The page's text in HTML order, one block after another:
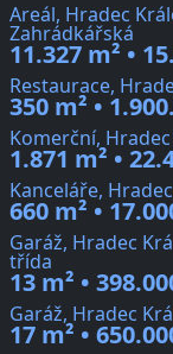
Areál, Hradec
Zahrádkářská
11.327 m² •
Restaurace,
350 m² •
Komerční,
1.871 m² •
Kanceláře,
660 m² •
Garáž, Hradec
třída
13 m² •
Garáž, Hradec
17 m² •